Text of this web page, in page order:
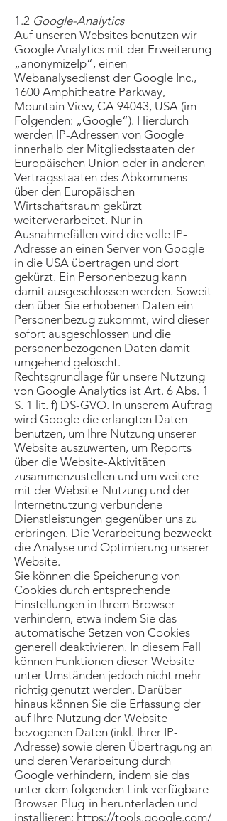
1.2 Google-Analytics
Auf unseren Websites benutzen wir
Google Analytics mit der Erweiterung
„anonymizeIp“, einen
Webanalysedienst der Google Inc.,
1600 Amphitheatre Parkway,
Mountain View, CA 94043, USA (im
Folgenden: „Google“). Hierdurch
werden IP-Adressen von Google
innerhalb der Mitgliedsstaaten der
Europäischen Union oder in anderen
Vertragsstaaten des Abkommens
über den Europäischen
Wirtschaftsraum gekürzt
weiterverarbeitet. Nur in
Ausnahmefällen wird die volle IP-
Adresse an einen Server von Google
in die USA übertragen und dort
gekürzt. Ein Personenbezug kann
damit ausgeschlossen werden. Soweit
den über Sie erhobenen Daten ein
Personenbezug zukommt, wird dieser
sofort ausgeschlossen und die
personenbezogenen Daten damit
umgehend gelöscht.
Rechtsgrundlage für unsere Nutzung
von Google Analytics ist Art. 6 Abs. 1
S. 1 lit. f) DS-GVO. In unserem Auftrag
wird Google die erlangten Daten
benutzen, um Ihre Nutzung unserer
Website auszuwerten, um Reports
über die Website-Aktivitäten
zusammenzustellen und um weitere
mit der Website-Nutzung und der
Internetnutzung verbundene
Dienstleistungen gegenüber uns zu
erbringen. Die Verarbeitung bezweckt
die Analyse und Optimierung unserer
Website.
Sie können die Speicherung von
Cookies durch entsprechende
Einstellungen in Ihrem Browser
verhindern, etwa indem Sie das
automatische Setzen von Cookies
generell deaktivieren. In diesem Fall
können Funktionen dieser Website
unter Umständen jedoch nicht mehr
richtig genutzt werden. Darüber
hinaus können Sie die Erfassung der
auf Ihre Nutzung der Website
bezogenen Daten (inkl. Ihrer IP-
Adresse) sowie deren Übertragung an
und deren Verarbeitung durch
Google verhindern, indem sie das
unter dem folgenden Link verfügbare
Browser-Plug-in herunterladen und
installieren: https://tools.google.com/